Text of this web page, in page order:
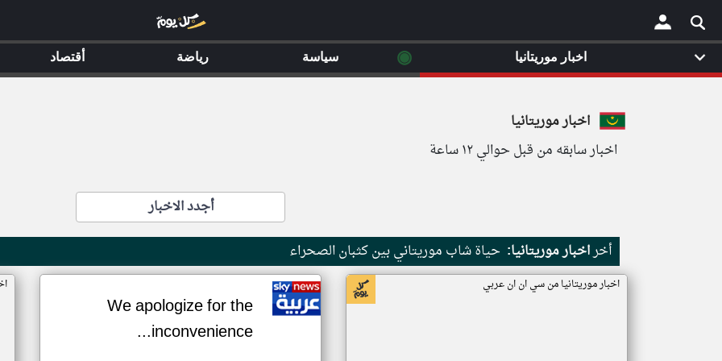
×
اخبار موريتانيا
اخبار سابقه من قبل حوالي ١٢ ساعة
أجدد الاخبار
أخراخبار موريتانيا: حياة شاب موريتاني بين كثبان الصحراء
اخبار موريتانيا من سي ان ان عربي
We apologize for the
inconvenience...
اخبار موريتانيا ◉ سياسة رياضة أقتصاد